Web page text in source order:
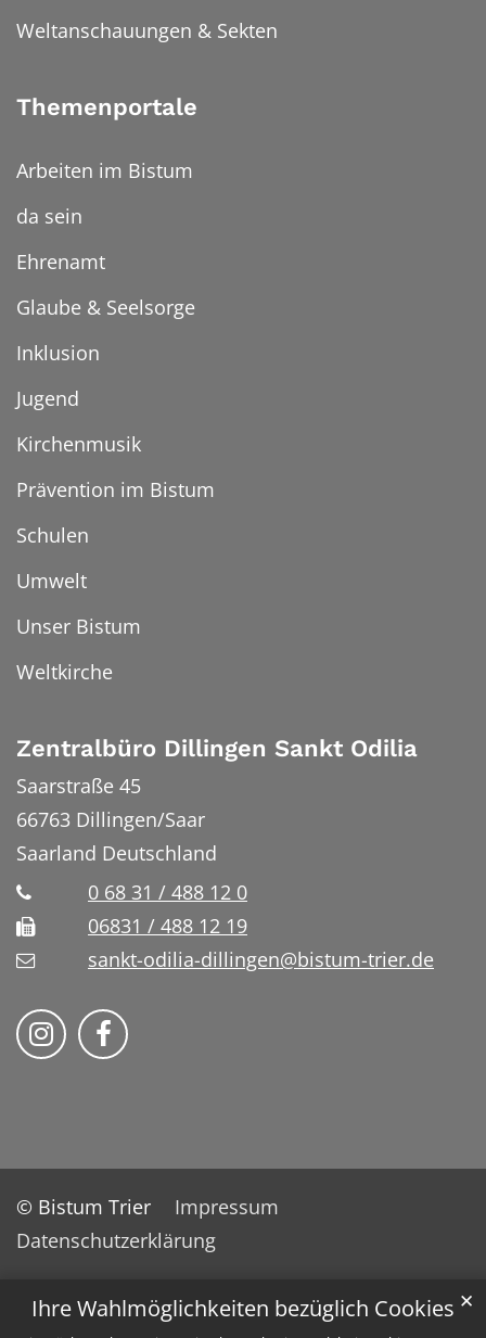
Ihre Wahlmöglichkeiten bezüglich Cookies ✕
Weltanschauungen & Sekten
Themenportale
Arbeiten im Bistum
da sein
Ehrenamt
Glaube & Seelsorge
Inklusion
Jugend
Kirchenmusik
Prävention im Bistum
Schulen
Umwelt
Unser Bistum
Weltkirche
Zentralbüro Dillingen Sankt Odilia
Saarstraße 45
66763 Dillingen/Saar
Saarland Deutschland
0 68 31 / 488 12 0
06831 / 488 12 19
sankt-odilia-dillingen@bistum-trier.de
Bistum Trier auf Instragram
Bistum Trier auf Facebook
© Bistum Trier
Impressum
Datenschutzerklärung